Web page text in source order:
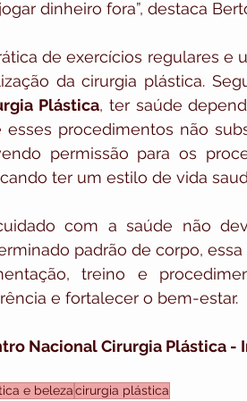
dinheiro fora”, destaca
de exercícios regulares e
da cirurgia plástica.
Plástica, ter saúde
esses procedimentos não
permissão para os
ter um estilo de vida
com a saúde não
padrão de corpo,
treino e
e fortalecer o bem-estar.
Nacional Cirurgia Plástica
e belezacirurgia plástica